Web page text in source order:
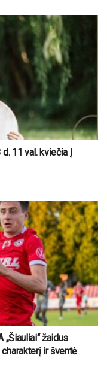
11 val. kviečia į
žaidus
ir šventė